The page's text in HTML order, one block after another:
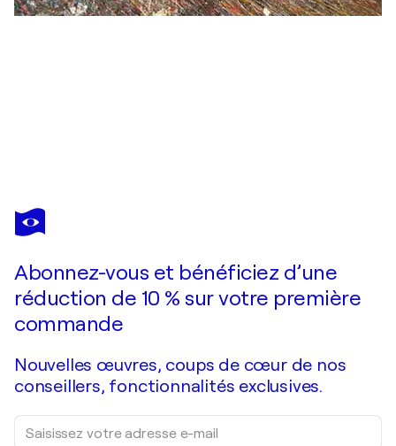
NESTOR
TORO
Je passe commande
Abonnez-vous et bénéficiez d’une
réduction de 10 % sur votre première
commande
Nouvelles œuvres, coups de cœur de nos
conseillers, fonctionnalités exclusives.